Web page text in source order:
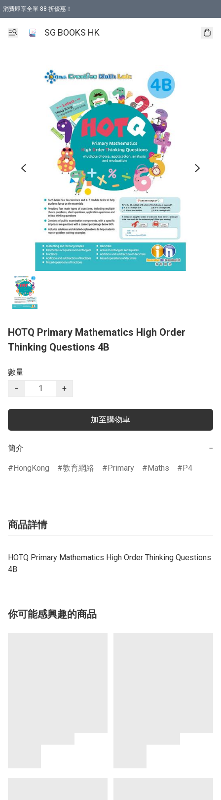
消費即享全單 88 折優惠！
SG BOOKS HK
HOTQ Primary Mathematics High Order
Thinking Questions 4B
數量
−
+
加至購物車
簡介 −
HongKong 教育網絡 Primary Maths P4
商品詳情
HOTQ Primary Mathematics High Order Thinking Questions
4B
你可能感興趣的商品